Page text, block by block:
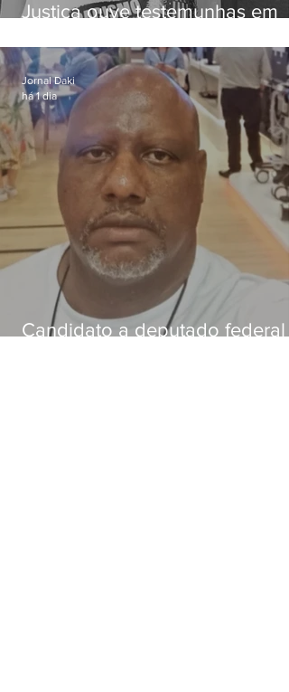
Justiça ouve testemunhas em
dívida de R$ 25
Candidato a deputado federal
Jornal Daki
há 1 dia